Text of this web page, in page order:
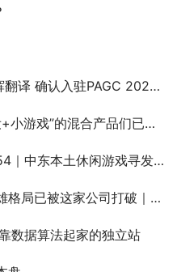
2025丨第五届全球产品与增长展会！
产品们已经在海外低调捞金小半年了
歌ADS求海外真实流量；百万年薪招运营、数据分析师、产品经理
被这家公司打破｜游戏业2021
数据算法起家的独立站